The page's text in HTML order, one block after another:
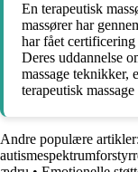
En terapeutisk
massører har
har fået
Deres uddannelse
massage
terapeutisk
Andre populære artikler: